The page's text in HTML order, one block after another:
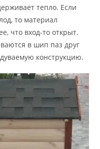
тепло. Если
то материал
что вход-то открыт.
в шип паз друг
конструкцию.